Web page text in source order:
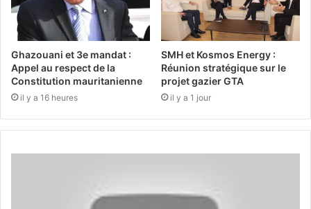
Ghazouani et 3e mandat :
Appel au respect de la
Constitution mauritanienne
il y a 16 heures
SMH et Kosmos Energy :
Réunion stratégique sur le
projet gazier GTA
il y a 1 jour